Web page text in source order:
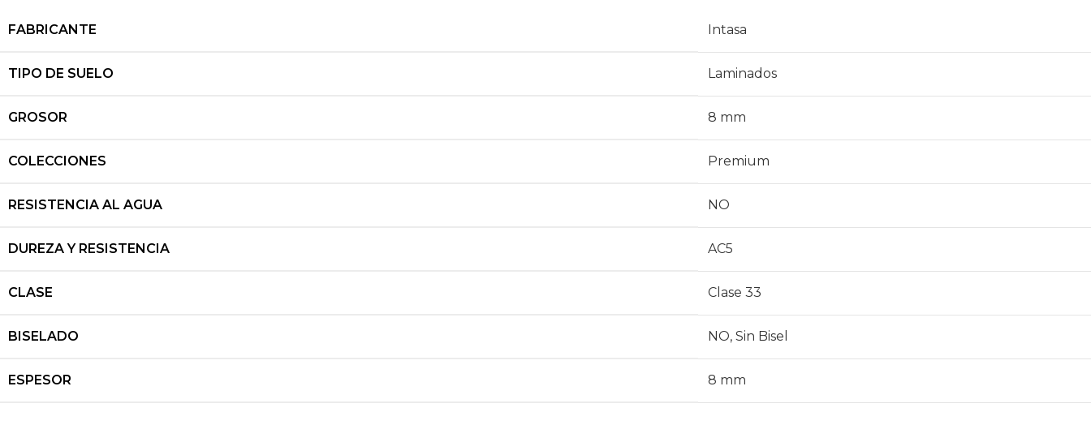
FABRICANTE Intasa
TIPO DE SUELO Laminados
GROSOR 8 mm
COLECCIONES Premium
RESISTENCIA AL AGUA NO
DUREZA Y RESISTENCIA AC5
CLASE Clase 33
BISELADO NO, Sin Bisel
ESPESOR 8 mm